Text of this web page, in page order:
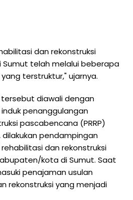
dan rekonstruksi
Sumut telah melalui beberapa
terstruktur," ujarnya.
diawali dengan
penanggulangan
pascabencana (PRRP)
pendampingan
dan rekonstruksi
kota di Sumut. Saat
penajaman usulan
rekonstruksi yang menjadi